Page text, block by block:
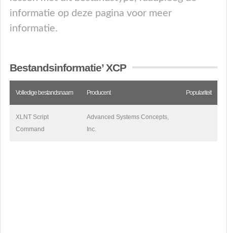
informatie op deze pagina voor meer
informatie.
Bestandsinformatie’ XCP
Volledige bestandsnaam Producent Populariteit
XLNT Script
Command
Advanced Systems Concepts,
Inc.